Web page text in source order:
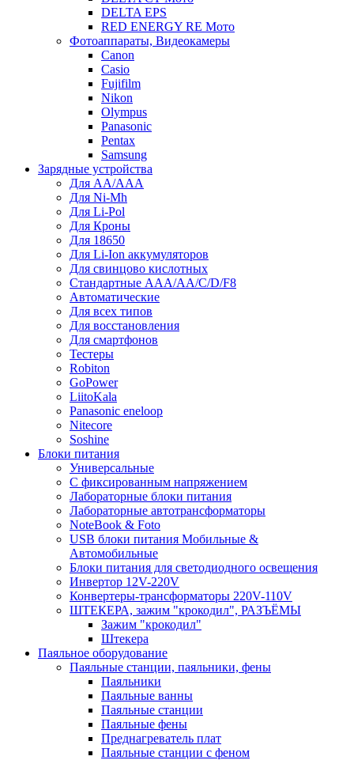
DELTA EPS
RED ENERGY RE Мото
Фотоаппараты, Видеокамеры
Canon
Casio
Fujifilm
Nikon
Olympus
Panasonic
Pentax
Samsung
Зарядные устройства
Для AA/AAA
Для Ni-Mh
Для Li-Pol
Для Кроны
Для 18650
Для Li-Ion аккумуляторов
Для свинцово кислотных
Стандартные ААА/АА/С/D/F8
Автоматические
Для всех типов
Для восстановления
Для смартфонов
Тестеры
Robiton
GoPower
LiitoKala
Panasonic eneloop
Nitecore
Soshine
Блоки питания
Универсальные
C фиксированным напряжением
Лабораторные блоки питания
Лабораторные автотрансформаторы
NoteBook & Foto
USB блоки питания Мобильные &
Автомобильные
Блоки питания для светодиодного освещения
Инвертор 12V-220V
Конвертеры-трансформаторы 220V-110V
ШТЕКЕРА, зажим "крокодил", РАЗЪЁМЫ
Зажим "крокодил"
Штекера
Паяльное оборудование
Паяльные станции, паяльники, фены
Паяльники
Паяльные ванны
Паяльные станции
Паяльные фены
Преднагреватель плат
Паяльные станции с феном